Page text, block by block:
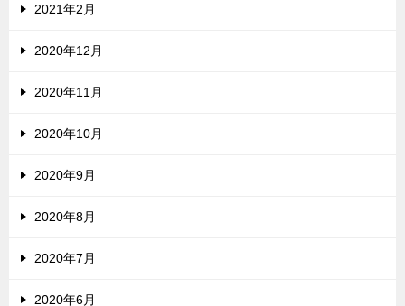
2021年2月
2020年12月
2020年11月
2020年10月
2020年9月
2020年8月
2020年7月
2020年6月